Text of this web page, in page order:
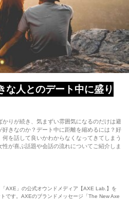
人とのデート中に盛り
りが続き、気まずい雰囲気になるのだけは避
きなのか？デート中に距離を縮めるには？好
を話して良いかわからなくなってきてしまう
が喜ぶ話題や会話の流れについてご紹介しま
AXE」の公式オウンドメディア【AXE Lab.】を
です。AXEのブランドメッセージ「The New Axe